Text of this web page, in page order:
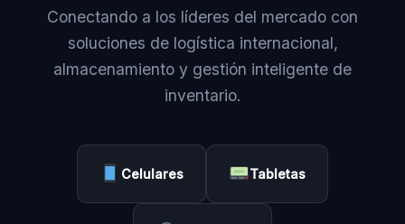
Conectando a los líderes del mercado con
soluciones de logística internacional,
almacenamiento y gestión inteligente de
inventario.
Celulares Tabletas